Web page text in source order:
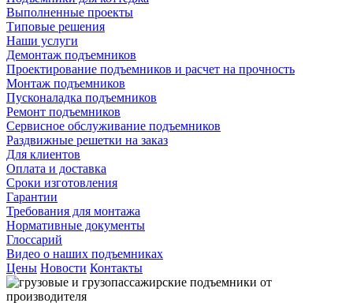
Выполненные проекты
Типовые решения
Наши услуги
Демонтаж подъемников
Проектирование подъемников и расчет на прочность
Монтаж подъемников
Пусконаладка подъемников
Ремонт подъемников
Сервисное обслуживание подъемников
Раздвижные решетки на заказ
Для клиентов
Оплата и доставка
Сроки изготовления
Гарантии
Требования для монтажа
Нормативные документы
Глоссарий
Видео о наших подъемниках
Цены Новости Контакты